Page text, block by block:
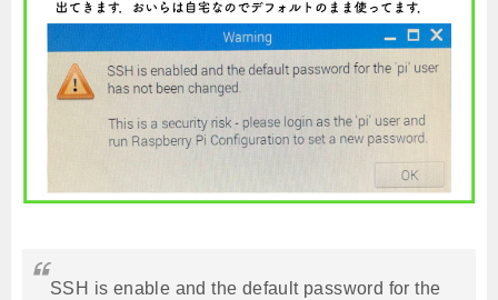
SSH is enable and the default password for the